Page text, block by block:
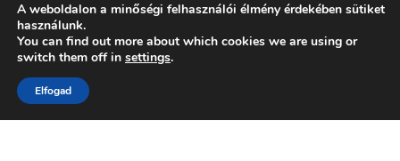
Társoldalak
Otthon és dekoráció
Kertikék kertmagazin
A weboldalon a minőségi felhasználói élmény érdekében sütiket
használunk.
You can find out more about which cookies we are using or
switch them off in settings.
Elfogad